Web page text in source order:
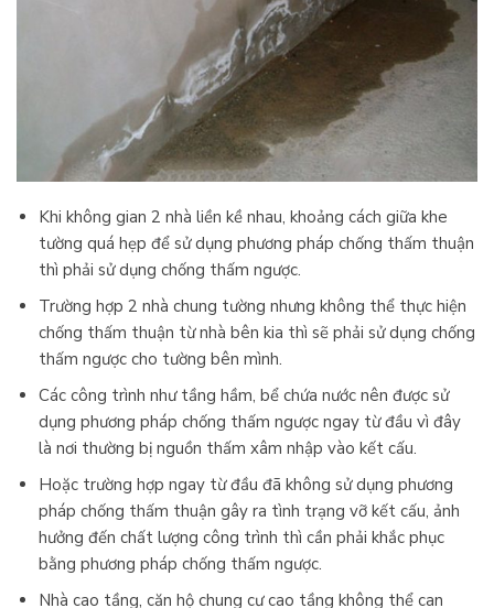
Khi không gian 2 nhà liền kề nhau, khoảng cách giữa khe
tường quá hẹp để sử dụng phương pháp chống thấm thuận
thì phải sử dụng chống thấm ngược.
Trường hợp 2 nhà chung tường nhưng không thể thực hiện
chống thấm thuận từ nhà bên kia thì sẽ phải sử dụng chống
thấm ngược cho tường bên mình.
Các công trình như tầng hầm, bể chứa nước nên được sử
dụng phương pháp chống thấm ngược ngay từ đầu vì đây
là nơi thường bị nguồn thấm xâm nhập vào kết cấu.
Hoặc trường hợp ngay từ đầu đã không sử dụng phương
pháp chống thấm thuận gây ra tình trạng vỡ kết cấu, ảnh
hưởng đến chất lượng công trình thì cần phải khắc phục
bằng phương pháp chống thấm ngược.
Nhà cao tầng, căn hộ chung cư cao tầng không thể can